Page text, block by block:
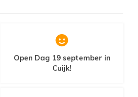
Open Dag 19 september in
Cuijk!